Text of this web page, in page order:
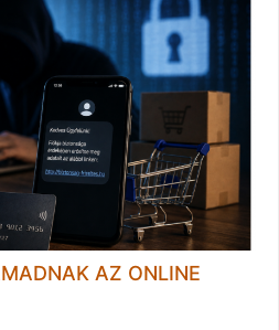
AZ ONLINE